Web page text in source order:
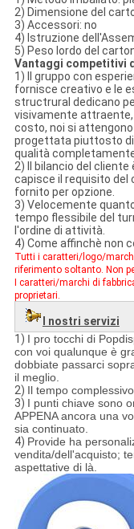
2) Dimensione del
3) Accessori: no
4) Istruzione
5) Peso lordo del
Vantaggi competitivi
1)
Il gruppo con
fornisce creativo e le
structrural dedicano
visivamente attraente,
costo, noi si
progettata piuttosto di
qualità
2)
Il bilancio del
capisce il requisito del
fornito per opzione.
3) Velocemente
tempo flessibile del
l'ordine di attività.
4) Come affinchè non
Tutti i caratteri/logo/
riferimento soltanto. Non
I caratteri/marchi di
proprietari.
I nostri servizi
1) I pro tocchi di
con voi qualunque è
dobbiate passarci
il meglio.
2) Il tempo
3) I punti chiave sono
APPENA ancora una
sia continuato.
4) Provide ha
vendita/dell'acquisto;
aspettative di là.